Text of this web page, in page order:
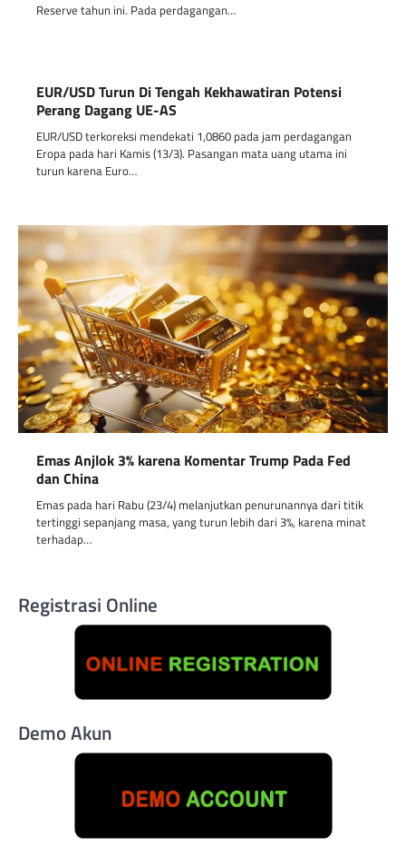
Reserve tahun ini. Pada perdagangan…
EUR/USD Turun Di Tengah Kekhawatiran Potensi
Perang Dagang UE-AS
EUR/USD terkoreksi mendekati 1,0860 pada jam perdagangan
Eropa pada hari Kamis (13/3). Pasangan mata uang utama ini
turun karena Euro…
Emas Anjlok 3% karena Komentar Trump Pada Fed
dan China
Emas pada hari Rabu (23/4) melanjutkan penurunannya dari titik
tertinggi sepanjang masa, yang turun lebih dari 3%, karena minat
terhadap…
Registrasi Online
Demo Akun